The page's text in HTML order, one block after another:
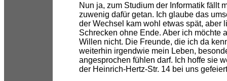
Nun ja, zum Studium der Informatik fällt
zuwenig dafür getan. Ich glaube das
der Wechsel kam wohl etwas spät, aber
Schrecken ohne Ende. Aber ich möchte
Willen nicht. Die Freunde, die ich da
weiterhin irgendwie mein Leben,
angesprochen fühlen darf. Ich hoffe sie
der Heinrich-Hertz-Str. 14 bei uns